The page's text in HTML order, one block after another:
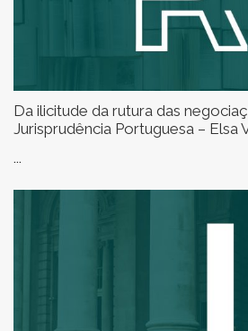
Da ilicitude da rutura das
Jurisprudência Portuguesa – Elsa
...